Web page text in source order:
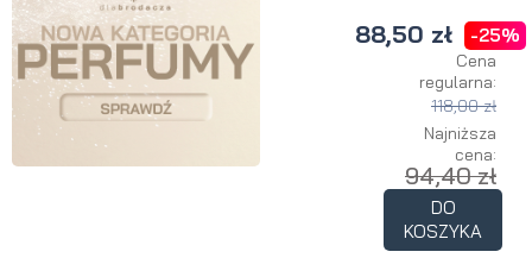
88,50 zł -25%
Cena
regularna:
118,00 zł
Najniższa
cena:
94,40 zł
DO
KOSZYKA